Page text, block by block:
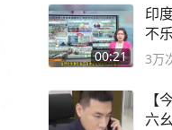
00:21
印
不
风
3万
【
六